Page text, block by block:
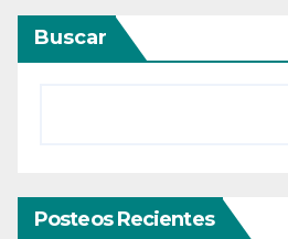
Buscar
Posteos Recientes